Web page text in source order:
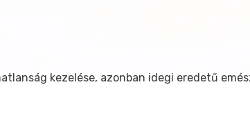
kezelése, azonban idegi eredetű